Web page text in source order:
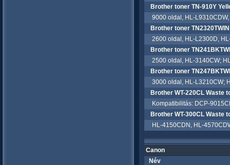
Brother toner TN-910Y
9000 oldal, HL-L9310CDW,
Brother toner
2600 oldal, HL-L2300D, HL-
Brother toner
2500 oldal, HL-3140CW;
Brother toner
3000 oldal, HL-L3210CW;
Brother WT-220CL Waste
Kompatibilitás: DCP-
Brother WT-300CL Waste
HL-4150CDN, HL-
Canon
Név